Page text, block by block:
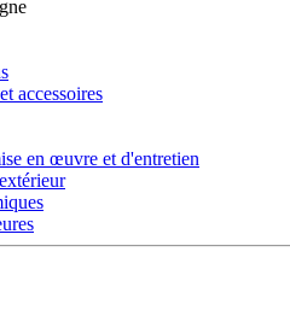
accessoires
en œuvre et d'entretien